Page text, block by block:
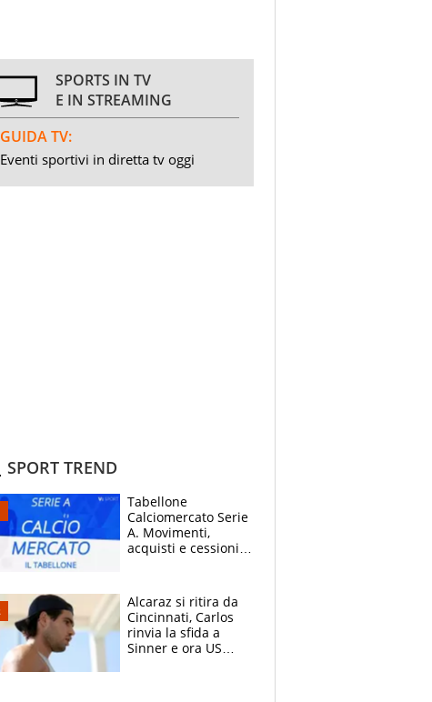
SPORTS IN TV
E IN STREAMING
GUIDA TV:
Eventi sportivi in diretta tv oggi
SPORT TREND
Tabellone
Calciomercato Serie
A. Movimenti,
acquisti e cessioni:
Alcaraz si ritira da
Cincinnati, Carlos
rinvia la sfida a
Sinner e ora US